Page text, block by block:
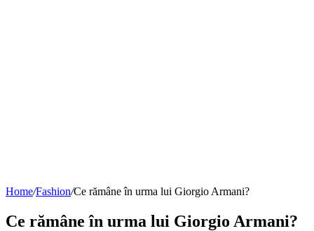
Home/Fashion/Ce rămâne în urma lui Giorgio Armani?
Ce rămâne în urma lui Giorgio Armani?